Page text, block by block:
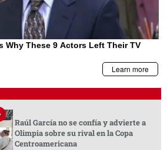
Raúl García no se confía y advierte a
Olimpia sobre su rival en la Copa
Centroamericana